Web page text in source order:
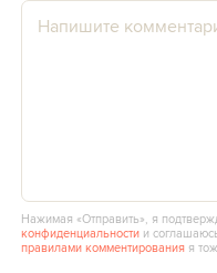
Нажимая «Отправить», я
конфиденциальности и
правилами комментирования я